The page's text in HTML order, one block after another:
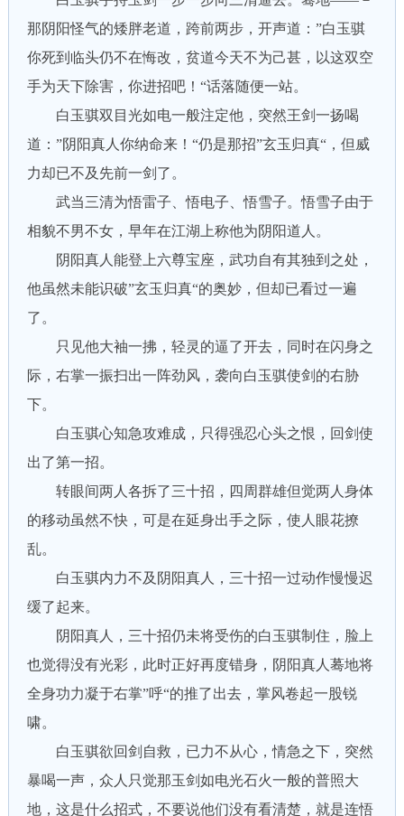
那阴阳怪气的矮胖老道，跨前两步，开声道：”白玉骐
你死到临头仍不在悔改，贫道今天不为己甚，以这双空
手为天下除害，你进招吧！“话落随便一站。
白玉骐双目光如电一般注定他，突然王剑一扬喝
道：”阴阳真人你纳命来！“仍是那招”玄玉归真“，但威
力却已不及先前一剑了。
武当三清为悟雷子、悟电子、悟雪子。悟雪子由于
相貌不男不女，早年在江湖上称他为阴阳道人。
阴阳真人能登上六尊宝座，武功自有其独到之处，
他虽然未能识破”玄玉归真“的奥妙，但却已看过一遍
了。
只见他大袖一拂，轻灵的逼了开去，同时在闪身之
际，右掌一振扫出一阵劲风，袭向白玉骐使剑的右胁
下。
白玉骐心知急攻难成，只得强忍心头之恨，回剑使
出了第一招。
转眼间两人各拆了三十招，四周群雄但觉两人身体
的移动虽然不快，可是在延身出手之际，使人眼花撩
乱。
白玉骐内力不及阴阳真人，三十招一过动作慢慢迟
缓了起来。
阴阳真人，三十招仍未将受伤的白玉骐制住，脸上
也觉得没有光彩，此时正好再度错身，阴阳真人蓦地将
全身功力凝于右掌”呼“的推了出去，掌风卷起一股锐
啸。
白玉骐欲回剑自救，已力不从心，情急之下，突然
暴喝一声，众人只觉那玉剑如电光石火一般的普照大
地，这是什么招式，不要说他们没有看清楚，就是连悟